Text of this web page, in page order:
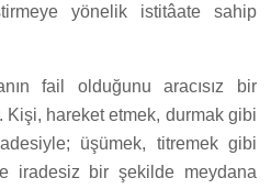
yönelik istitâate sahip
fail olduğunu aracısız bir
hareket etmek, durmak gibi
üşümek, titremek gibi
iradesiz bir şekilde meydana